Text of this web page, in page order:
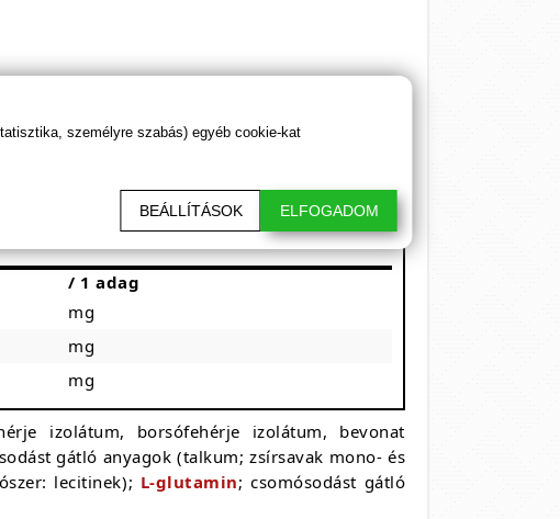
/ 1 adag
mg
mg
mg
izolátum, borsófehérje izolátum, bevonat
gátló anyagok (talkum; zsírsavak mono- és
lecitinek); L-glutamin; csomósodást gátló
személyre szabás) egyéb cookie-kat
BEÁLLÍTÁSOK ELFOGADOM